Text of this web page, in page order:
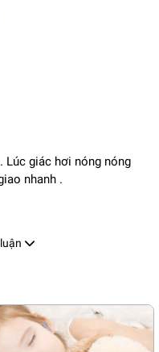
Lúc giác hơi nóng nóng
nhanh .